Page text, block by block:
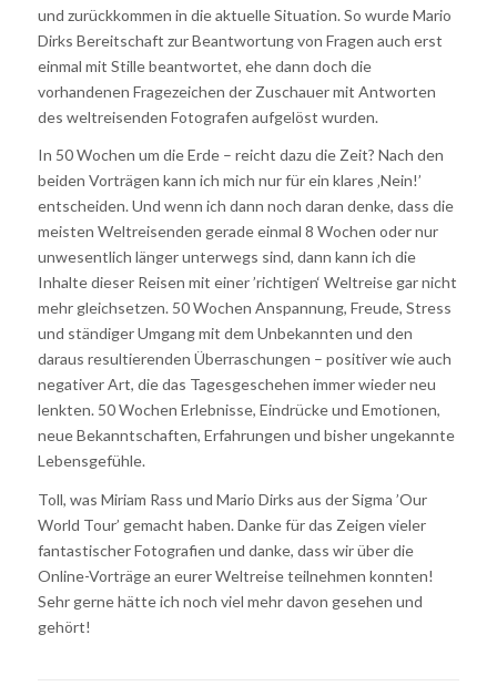
und zurückkommen in die aktuelle Situation. So wurde Mario
Dirks Bereitschaft zur Beantwortung von Fragen auch erst
einmal mit Stille beantwortet, ehe dann doch die
vorhandenen Fragezeichen der Zuschauer mit Antworten
des weltreisenden Fotografen aufgelöst wurden.
In 50 Wochen um die Erde – reicht dazu die Zeit? Nach den
beiden Vorträgen kann ich mich nur für ein klares ‚Nein!’
entscheiden. Und wenn ich dann noch daran denke, dass die
meisten Weltreisenden gerade einmal 8 Wochen oder nur
unwesentlich länger unterwegs sind, dann kann ich die
Inhalte dieser Reisen mit einer ’richtigen‘ Weltreise gar nicht
mehr gleichsetzen. 50 Wochen Anspannung, Freude, Stress
und ständiger Umgang mit dem Unbekannten und den
daraus resultierenden Überraschungen – positiver wie auch
negativer Art, die das Tagesgeschehen immer wieder neu
lenkten. 50 Wochen Erlebnisse, Eindrücke und Emotionen,
neue Bekanntschaften, Erfahrungen und bisher ungekannte
Lebensgefühle.
Toll, was Miriam Rass und Mario Dirks aus der Sigma ’Our
World Tour’ gemacht haben. Danke für das Zeigen vieler
fantastischer Fotografien und danke, dass wir über die
Online-Vorträge an eurer Weltreise teilnehmen konnten!
Sehr gerne hätte ich noch viel mehr davon gesehen und
gehört!